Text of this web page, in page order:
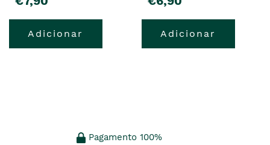
Adicionar Adicionar
Pagamento 100%